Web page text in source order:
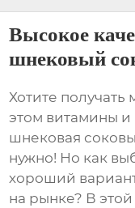
Высокое
шнековый
Хотите получать
этом витамины и
шнековая
нужно! Но как
хороший
на рынке? В